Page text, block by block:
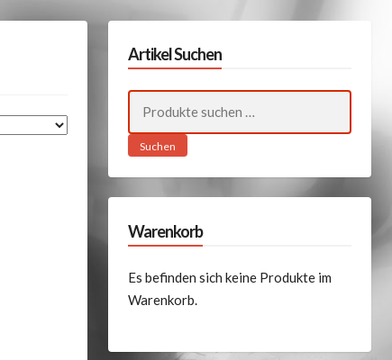
Artikel Suchen
nach:
Suchen
Warenkorb
Es befinden sich keine Produkte im
Warenkorb.